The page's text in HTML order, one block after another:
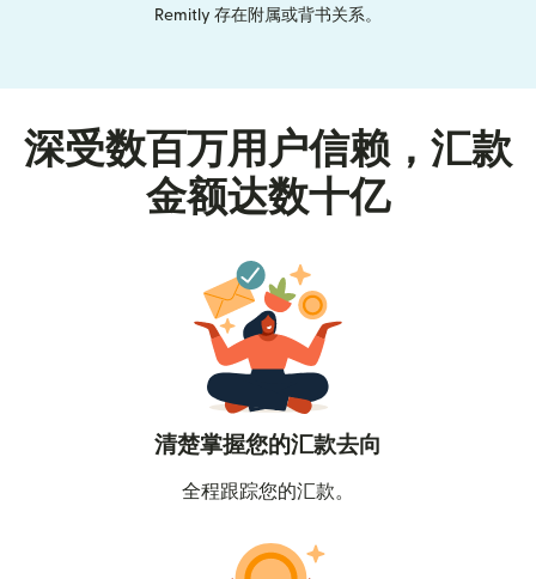
Remitly 存在附属或背书关系。
深受数百万用户信赖，汇款
金额达数十亿
清楚掌握您的汇款去向
全程跟踪您的汇款。